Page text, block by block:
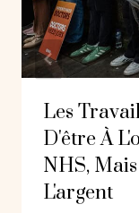
Les
D'être À
NHS,
L'argent